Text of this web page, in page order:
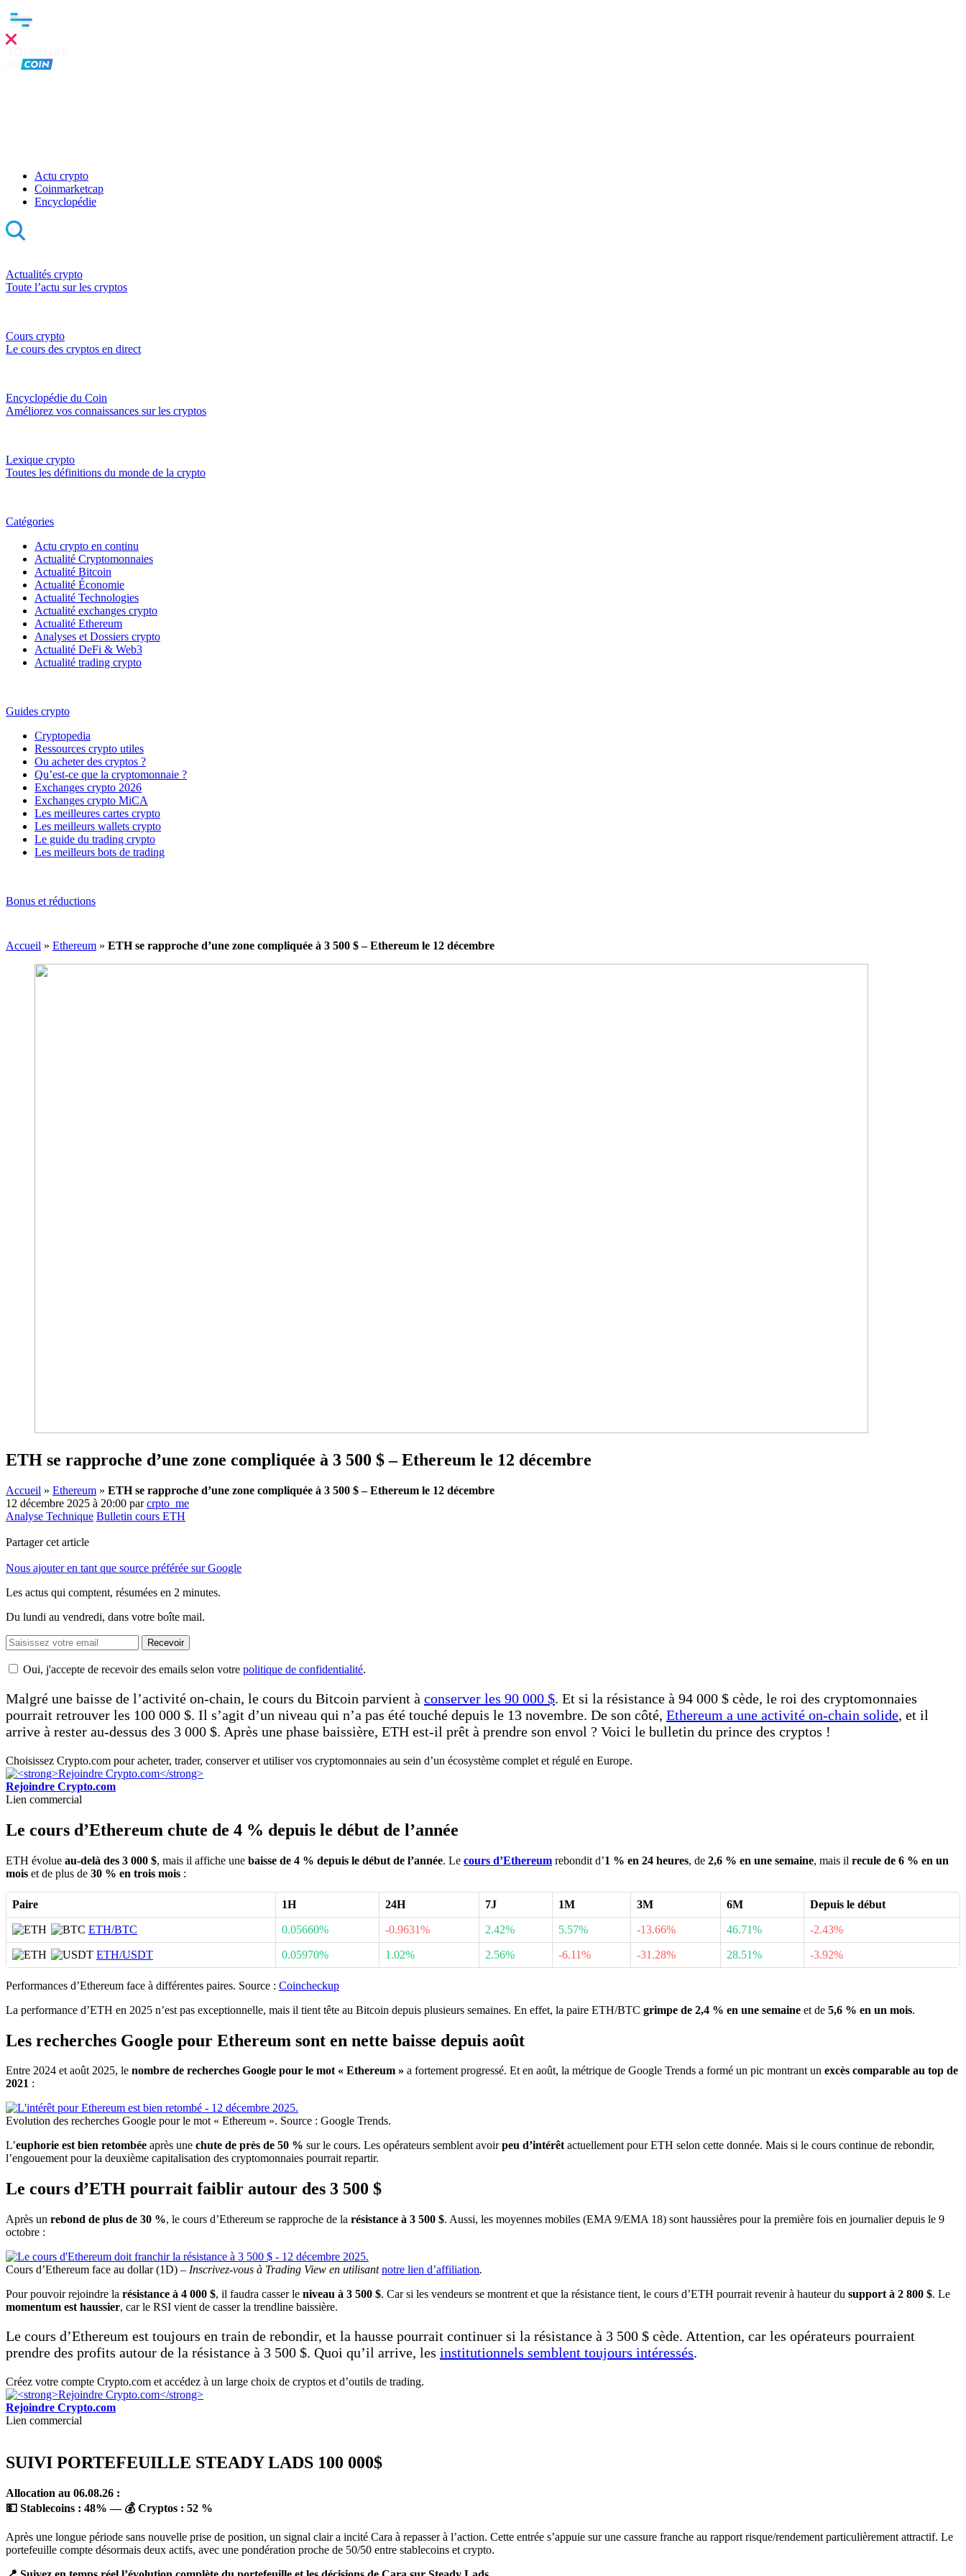
Actu crypto
Coinmarketcap
Encyclopédie
Actualités crypto
Toute l’actu sur les cryptos
Cours crypto
Le cours des cryptos en direct
Encyclopédie du Coin
Améliorez vos connaissances sur les cryptos
Lexique crypto
Toutes les définitions du monde de la crypto
Catégories
Actu crypto en continu
Actualité Cryptomonnaies
Actualité Bitcoin
Actualité Économie
Actualité Technologies
Actualité exchanges crypto
Actualité Ethereum
Analyses et Dossiers crypto
Actualité DeFi & Web3
Actualité trading crypto
Guides crypto
Cryptopedia
Ressources crypto utiles
Ou acheter des cryptos ?
Qu’est-ce que la cryptomonnaie ?
Exchanges crypto 2026
Exchanges crypto MiCA
Les meilleures cartes crypto
Les meilleurs wallets crypto
Le guide du trading crypto
Les meilleurs bots de trading
Bonus et réductions
Accueil » Ethereum » ETH se rapproche d’une zone compliquée à 3 500 $ – Ethereum le 12 décembre
ETH se rapproche d’une zone compliquée à 3 500 $ – Ethereum le 12 décembre
Accueil » Ethereum » ETH se rapproche d’une zone compliquée à 3 500 $ – Ethereum le 12 décembre
12 décembre 2025 à 20:00 parcrpto_me
Analyse Technique Bulletin cours ETH
Partager cet article
Nous ajouter en tant que source préférée sur Google
Les actus qui comptent, résumées en 2 minutes.
Du lundi au vendredi, dans votre boîte mail.
Recevoir
Oui, j'accepte de recevoir des emails selon votre politique de confidentialité.
Malgré une baisse de l’activité on-chain, le cours du Bitcoin parvient à conserver les 90 000 $. Et si la résistance à 94 000 $ cède, le roi des cryptomonnaies
pourrait retrouver les 100 000 $. Il s’agit d’un niveau qui n’a pas été touché depuis le 13 novembre. De son côté, Ethereum a une activité on-chain solide, et il
arrive à rester au-dessus des 3 000 $. Après une phase baissière, ETH est-il prêt à prendre son envol ? Voici le bulletin du prince des cryptos !
Choisissez Crypto.com pour acheter, trader, conserver et utiliser vos cryptomonnaies au sein d’un écosystème complet et régulé en Europe.
Rejoindre Crypto.com
Lien commercial
Le cours d’Ethereum chute de 4 % depuis le début de l’année
ETH évolue au-delà des 3 000 $, mais il affiche une baisse de 4 % depuis le début de l’année. Le cours d’Ethereum rebondit d’1 % en 24 heures, de 2,6 % en une semaine, mais il recule de 6 % en un
mois et de plus de 30 % en trois mois :
Paire 1H 24H 7J 1M 3M 6M Depuis le début
ETH/BTC 0.05660% -0.9631% 2.42% 5.57% -13.66% 46.71% -2.43%
ETH/USDT 0.05970% 1.02% 2.56% -6.11% -31.28% 28.51% -3.92%
Performances d’Ethereum face à différentes paires. Source : Coincheckup
La performance d’ETH en 2025 n’est pas exceptionnelle, mais il tient tête au Bitcoin depuis plusieurs semaines. En effet, la paire ETH/BTC grimpe de 2,4 % en une semaine et de 5,6 % en un mois.
Les recherches Google pour Ethereum sont en nette baisse depuis août
Entre 2024 et août 2025, le nombre de recherches Google pour le mot « Ethereum » a fortement progressé. Et en août, la métrique de Google Trends a formé un pic montrant un excès comparable au top de
2021 :
Evolution des recherches Google pour le mot « Ethereum ». Source : Google Trends.
L’euphorie est bien retombée après une chute de près de 50 % sur le cours. Les opérateurs semblent avoirpeu d’intérêtactuellement pour ETH selon cette donnée. Mais si le cours continue de rebondir,
l’engouement pour la deuxième capitalisation des cryptomonnaies pourrait repartir.
Le cours d’ETH pourrait faiblir autour des 3 500 $
Après un rebond de plus de 30 %, le cours d’Ethereum se rapproche de la résistance à 3 500 $. Aussi, les moyennes mobiles (EMA 9/EMA 18) sont haussières pour la première fois en journalier depuis le 9
octobre :
Cours d’Ethereum face au dollar (1D) – Inscrivez-vous à Trading View en utilisantnotre lien d’affiliation.
Pour pouvoir rejoindre la résistance à 4 000 $, il faudra casser le niveau à 3 500 $. Car si les vendeurs se montrent et que la résistance tient, le cours d’ETH pourrait revenir à hauteur du support à 2 800 $. Le
momentum est haussier, car le RSI vient de casser la trendline baissière.
Le cours d’Ethereum est toujours en train de rebondir, et la hausse pourrait continuer si la résistance à 3 500 $ cède. Attention, car les opérateurs pourraient
prendre des profits autour de la résistance à 3 500 $. Quoi qu’il arrive, les institutionnels semblent toujours intéressés.
Créez votre compte Crypto.com et accédez à un large choix de cryptos et d’outils de trading.
Rejoindre Crypto.com
Lien commercial
SUIVI PORTEFEUILLE STEADY LADS 100 000$
Allocation au 06.08.26 :
💵 Stablecoins : 48% — 💰 Cryptos : 52 %
Après une longue période sans nouvelle prise de position, un signal clair a incité Cara à repasser à l’action. Cette entrée s’appuie sur une cassure franche au rapport risque/rendement particulièrement attractif. Le
portefeuille compte désormais deux actifs, avec une pondération proche de 50/50 entre stablecoins et crypto.